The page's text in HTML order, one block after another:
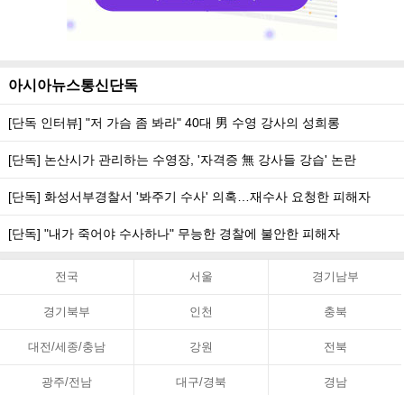
아시아뉴스통신단독
[단독 인터뷰] "저 가슴 좀 봐라" 40대 男 수영 강사의 성희롱
[단독] 논산시가 관리하는 수영장, '자격증 無 강사들 강습' 논란
[단독] 화성서부경찰서 '봐주기 수사' 의혹…재수사 요청한 피해자
[단독] "내가 죽어야 수사하나" 무능한 경찰에 불안한 피해자
전국 서울 경기남부
경기북부 인천 충북
대전/세종/충남 강원 전북
광주/전남 대구/경북 경남